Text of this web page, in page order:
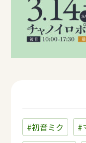
#初音ミク
#